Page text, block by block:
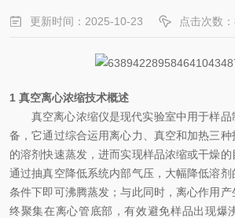
更新时间：2025-10-23 点击次数
1 真空离心浓缩技术概述
真空离心浓缩仪是现代实验室中用于样
备，它通过综合运用离心力、真空和加热三
的溶剂快速蒸发，进而实现样品浓缩或干燥的
通过抽真空降低系统内部气压，大幅降低溶
条件下即可沸腾蒸发；与此同时，离心作用
终聚集在离心管底部，有效避免样品出现爆